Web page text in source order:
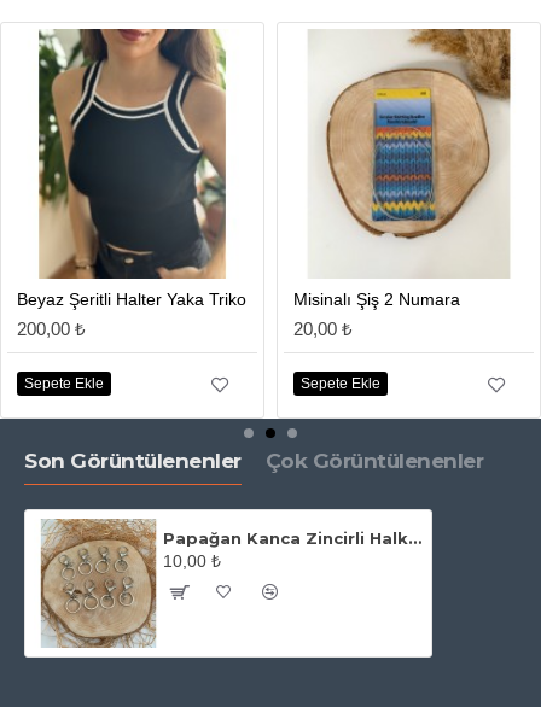
Beyaz Şeritli Halter Yaka Triko
200,00 ₺
Sepete Ekle
Misinalı Şiş 2 Numara
20,00 ₺
Sepete Ekle
Son Görüntülenenler Çok Görüntülenenler
Papağan Kanca Zincirli Halka Takım Gümüş
10,00 ₺